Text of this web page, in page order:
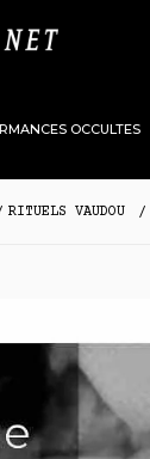
OCCULTES
RITUELS VAUDOU